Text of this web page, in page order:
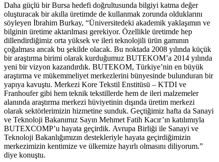
Daha güçlü bir Bursa hedefi doğrultusunda bilgiyi katma değer
oluşturacak bir akılla üretimde de kullanmak zorunda olduklarını
söyleyen İbrahim Burkay, “Üniversitedeki akademik yaklaşımın ve
bilginin üretime aktarılması gerekiyor. Özellikle üretimde hep
dillendirdiğimiz orta yüksek ve ileri teknolojili ürün gamının
çoğalması ancak bu şekilde olacak. Bu noktada 2008 yılında küçük
bir araştırma birimi olarak kurduğumuz BUTEKOM’a 2014 yılında
yeni bir vizyon kazandırdık. BUTEKOM, Türkiye’nin en büyük
araştırma ve mükemmeliyet merkezlerini bünyesinde bulunduran bir
yapıya kavuştu. Merkezi Kore Tekstil Enstitüsü – KTDI ve
Franhoufer gibi hem teknik tekstillerde hem de ileri malzemeler
alanında araştırma merkezi hüviyetinin dışında üretim merkezi
olarak sektörlerimizin hizmetine sunduk. Geçtiğimiz hafta da Sanayi
ve Teknoloji Bakanımız Sayın Mehmet Fatih Kacır’ın katılımıyla
BUTEXCOMP’u hayata geçirdik. Avrupa Birliği ile Sanayi ve
Teknoloji Bakanlığımızın destekleriyle hayata geçirdiğimizin
merkezimizin kentimize ve ülkemize hayırlı olmasını diliyorum.”
diye konuştu.